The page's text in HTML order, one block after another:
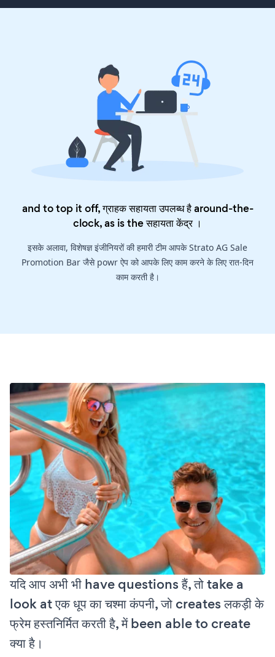
and to top it off, ग्राहक सहायता उपलब्ध है around-the-
clock, as is theसहायता केंद्र।
इसके अलावा, विशेषज्ञ इंजीनियरों की हमारी टीम आपके Strato AG Sale
Promotion Bar जैसे powr ऐप को आपके लिए काम करने के लिए रात-दिन
काम करती है।
यदि आप अभी भी have questions हैं, तो take a
look at एक धूप का चश्मा कंपनी, जो creates लकड़ी के
फ्रेम हस्तनिर्मित करती है, में been able to create
क्या है।